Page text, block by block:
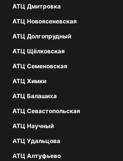
АТЦ Дмитровка
АТЦ Новоясеневская
АТЦ Долгопрудный
АТЦ Щёлковская
АТЦ Семеновская
АТЦ Химки
АТЦ Балашиха
АТЦ Севастопольская
АТЦ Научный
АТЦ Удальцова
АТЦ Алтуфьево